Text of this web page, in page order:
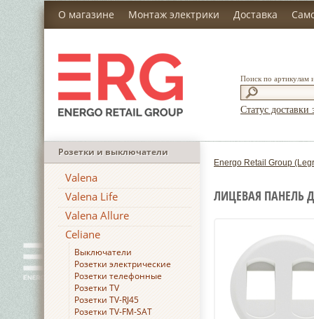
О магазине Монтаж электрики Доставка
Поиск по артикулам
Статус доставки
Розетки и выключатели
Valena
Valena Life
Valena Allure
Celiane
Выключатели
Розетки электрические
Розетки телефонные
Розетки TV
Розетки TV-RJ45
Розетки TV-FM-SAT
Energo Retail Group
ЛИЦЕВАЯ ПАНЕЛЬ